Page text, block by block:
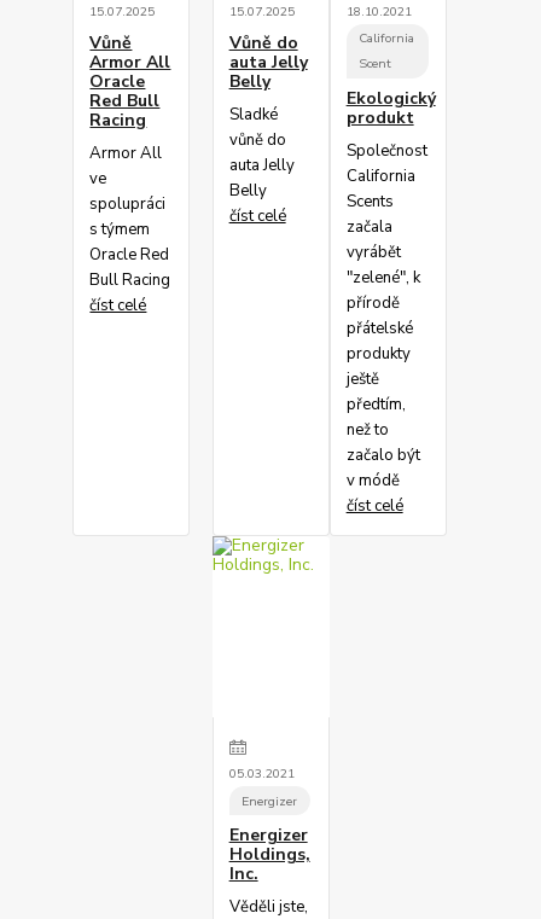
15.07.2025
Vůně
Armor All
Oracle
Red Bull
Racing
Armor All
ve
spolupráci
s týmem
Oracle Red
Bull Racing
číst celé
15.07.2025
Vůně do
auta Jelly
Belly
Sladké
vůně do
auta Jelly
Belly
číst celé
18.10.2021
California
Scent
Ekologický
produkt
Společnost
California
Scents
začala
vyrábět
"zelené", k
přírodě
přátelské
produkty
ještě
předtím,
než to
začalo být
v módě
číst celé
05.03.2021
Energizer
Energizer
Holdings,
Inc.
Věděli jste,